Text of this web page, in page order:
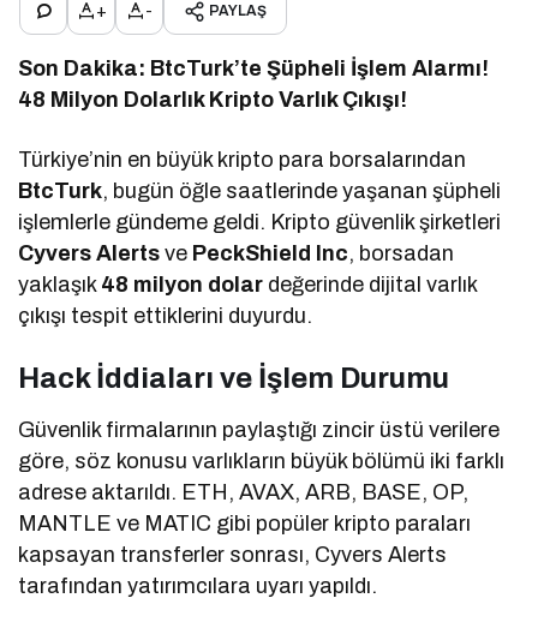
+ - PAYLAŞ
Son Dakika: BtcTurk’te Şüpheli İşlem Alarmı!
48 Milyon Dolarlık Kripto Varlık Çıkışı!
Türkiye’nin en büyük kripto para borsalarından
BtcTurk, bugün öğle saatlerinde yaşanan şüpheli
işlemlerle gündeme geldi. Kripto güvenlik şirketleri
Cyvers Alerts ve PeckShield Inc, borsadan
yaklaşık 48 milyon dolar değerinde dijital varlık
çıkışı tespit ettiklerini duyurdu.
Hack İddiaları ve İşlem Durumu
Güvenlik firmalarının paylaştığı zincir üstü verilere
göre, söz konusu varlıkların büyük bölümü iki farklı
adrese aktarıldı. ETH, AVAX, ARB, BASE, OP,
MANTLE ve MATIC gibi popüler kripto paraları
kapsayan transferler sonrası, Cyvers Alerts
tarafından yatırımcılara uyarı yapıldı.